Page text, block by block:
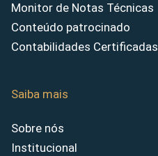
Monitor de Notas Técnicas
Conteúdo patrocinado
Contabilidades Certificadas
Saiba mais
Sobre nós
Institucional